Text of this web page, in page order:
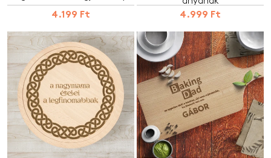
4.199 Ft
4.999 Ft